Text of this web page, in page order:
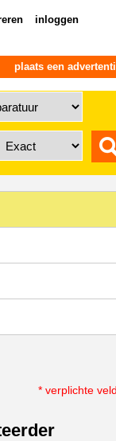
inloggen
plaats een
* verplichte